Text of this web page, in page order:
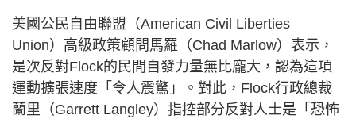
美國公民自由聯盟（American Civil Liberties
Union）高級政策顧問馬羅（Chad Marlow）表示，
是次反對Flock的民間自發力量無比龐大，認為這項
運動擴張速度「令人震驚」。對此，Flock行政總裁
蘭里（Garrett Langley）指控部分反對人士是「恐怖